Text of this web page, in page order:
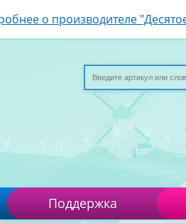
о производителе
Поддержка